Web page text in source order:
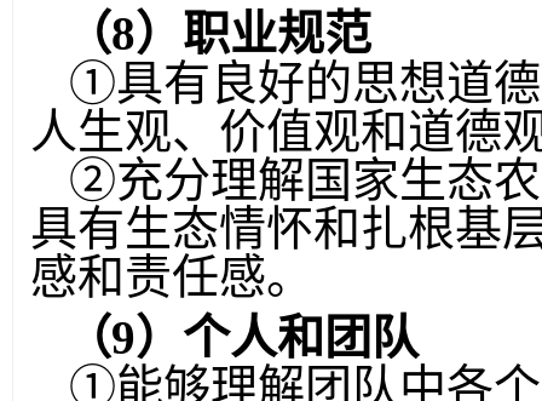
（8）职业规范
①具有良好的思想道
人生观、价值观和道德
②充分理解国家生态
具有生态情怀和扎根基
感和责任感。
（9）个人和团队
①能够理解团队中各